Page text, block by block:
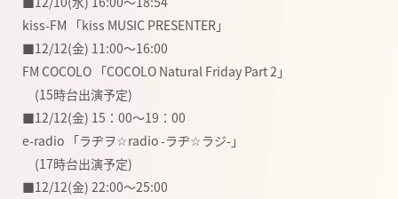
kiss-FM 「kiss MUSIC PRESENTER」
■12/12(金) 11:00〜16:00
FM COCOLO 「COCOLO Natural Friday Part 2」
(15時台出演予定)
■12/12(金) 15：00〜19：00
e-radio 「ラヂヲ☆radio -ラヂ☆ラジ-」
(17時台出演予定)
■12/12(金) 22:00〜25:00